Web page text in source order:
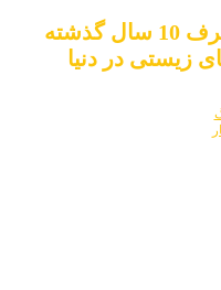
روند افزایشی تولید و مصرف 10 سال گذشته
در دنیا